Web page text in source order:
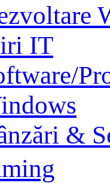
IT
&